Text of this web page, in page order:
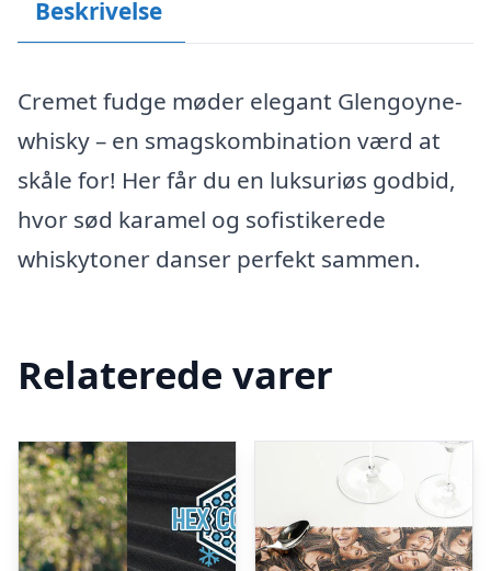
Beskrivelse
Cremet fudge møder elegant Glengoyne-
whisky – en smagskombination værd at
skåle for! Her får du en luksuriøs godbid,
hvor sød karamel og sofistikerede
whiskytoner danser perfekt sammen.
Relaterede varer